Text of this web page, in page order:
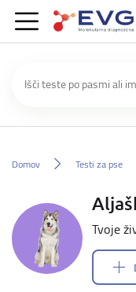
Domov Testi za pse
Tvoje